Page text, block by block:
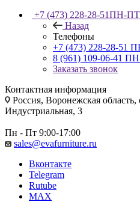
+7 (473) 228-28-51ПН-ПТ
Назад
Телефоны
+7 (473) 228-28-51
8 (961) 109-06-41
Заказать звонок
Контактная информация
Россия, Воронежская область,
Индустриальная, 3
Пн - Пт 9:00-17:00
sales@evafurniture.ru
Вконтакте
Telegram
Rutube
MAX